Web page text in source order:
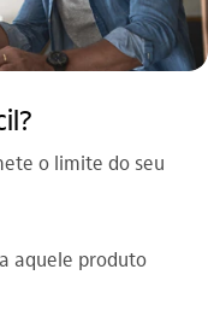
o limite do seu
aquele produto